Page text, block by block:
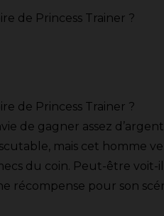
de Princess Trainer ?
de Princess Trainer ?
de gagner assez
mais cet homme
du coin. Peut-être
récompense pour son